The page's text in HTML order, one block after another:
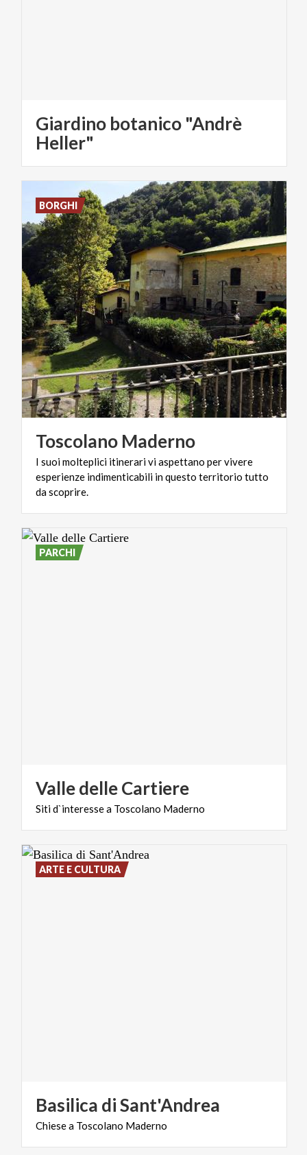
Giardino botanico "Andrè
Heller"
Toscolano Maderno
I suoi molteplici itinerari vi aspettano per vivere
esperienze indimenticabili in questo territorio tutto
da scoprire.
BORGHI
ValledelleCartiere
Sitid`interessea Toscolano Maderno
PARCHI
Basilica diSant'Andrea
Chiesea Toscolano Maderno
ARTE E CULTURA